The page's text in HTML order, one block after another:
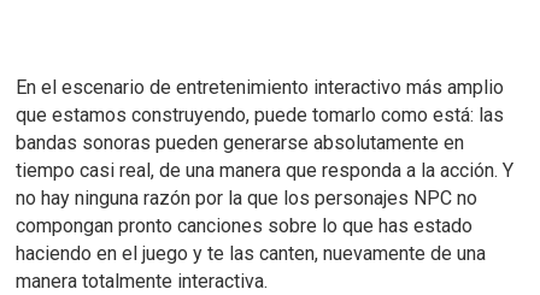
En el escenario de entretenimiento interactivo más amplio
que estamos construyendo, puede tomarlo como está: las
bandas sonoras pueden generarse absolutamente en
tiempo casi real, de una manera que responda a la acción.Y
no hay ninguna razón por la que los personajes NPC no
compongan pronto canciones sobre lo que has estado
haciendo en el juego y te las canten, nuevamente de una
manera totalmente interactiva.